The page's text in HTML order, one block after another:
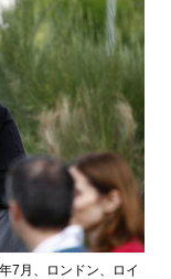
7月、ロンドン、ロイ